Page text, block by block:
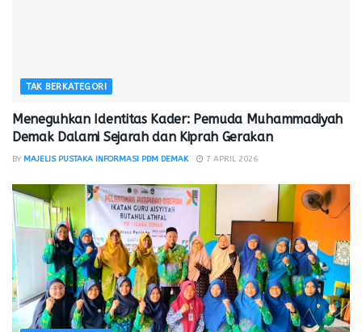
TAK BERKATEGORI
Meneguhkan Identitas Kader: Pemuda Muhammadiyah
Demak Dalami Sejarah dan Kiprah Gerakan
BY MAJELIS PUSTAKA INFORMASI PDM DEMAK 7 APRIL 2026